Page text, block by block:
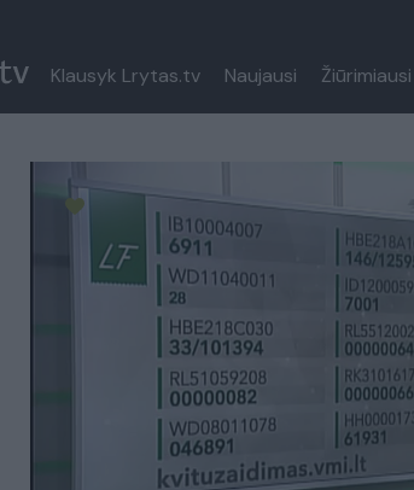
Klausyk Lrytas.tv Naujausi Žiūrimiausi